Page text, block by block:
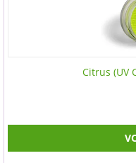
Citrus (UV